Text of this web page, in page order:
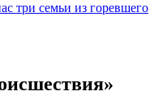
три семьи из горевшего